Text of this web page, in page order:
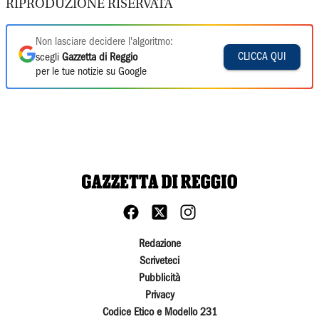
RIPRODUZIONE RISERVATA
Non lasciare decidere l'algoritmo:
scegli Gazzetta di Reggio
per le tue notizie su Google
CLICCA QUI
Redazione
Scriveteci
Pubblicità
Privacy
Codice Etico e Modello 231